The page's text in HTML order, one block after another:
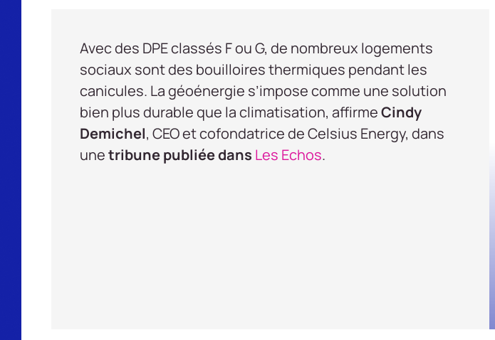
Avec des DPE classés F ou G, de nombreux logements
sociaux sont des bouilloires thermiques pendant les
canicules. La géoénergie s’impose comme une solution
bien plus durable que la climatisation, affirmeCindy
Demichel, CEO et cofondatrice de Celsius Energy, dans
unetribune publiée dans Les Echos.